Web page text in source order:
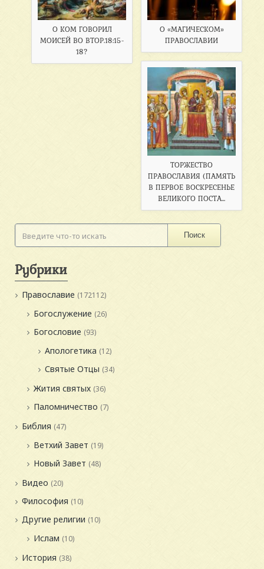
О КОМ ГОВОРИЛ
МОИСЕЙ ВО ВТОР.18:15-
18?
О «МАГИЧЕСКОМ»
ПРАВОСЛАВИИ
ТОРЖЕСТВО
ПРАВОСЛАВИЯ (ПАМЯТЬ
В ПЕРВОЕ ВОСКРЕСЕНЬЕ
ВЕЛИКОГО ПОСТА...
Поиск
Рубрики
Православие (172112)
Богослужение (26)
Богословие (93)
Апологетика (12)
Святые Отцы (34)
Жития святых (36)
Паломничество (7)
Библия (47)
Ветхий Завет (19)
Новый Завет (48)
Видео (20)
Философия (10)
Другие религии (10)
Ислам (10)
История (38)